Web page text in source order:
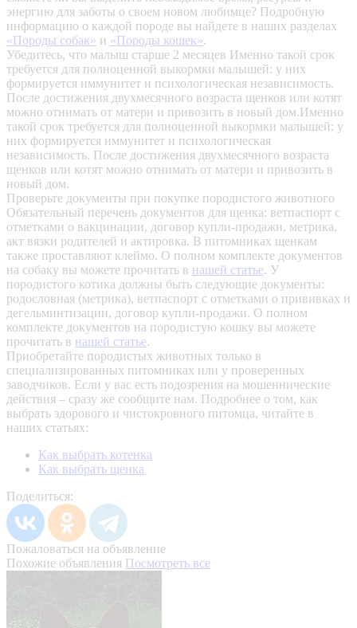
энергию для заботы о своем новом любимце? Подробную
информацию о каждой породе вы найдете в наших разделах
«Породы собак» и «Породы кошек».
Убедитесь, что малыш старше 2 месяцев Именно такой срок
требуется для полноценной выкормки малышей: у них
формируется иммунитет и психологическая независимость.
После достижения двухмесячного возраста щенков или котят
можно отнимать от матери и привозить в новый дом.Именно
такой срок требуется для полноценной выкормки малышей: у
них формируется иммунитет и психологическая
независимость. После достижения двухмесячного возраста
щенков или котят можно отнимать от матери и привозить в
новый дом.
Проверьте документы при покупке породистого животного
Обязательный перечень документов для щенка: ветпаспорт с
отметками о вакцинации, договор купли-продажи, метрика,
акт вязки родителей и актировка. В питомниках щенкам
также проставляют клеймо. О полном комплекте документов
на собаку вы можете прочитать в нашей статье. У
породистого котика должны быть следующие документы:
родословная (метрика), ветпаспорт с отметками о прививках и
дегельминтизации, договор купли-продажи. О полном
комплекте документов на породистую кошку вы можете
прочитать в нашей статье.
Приобретайте породистых животных только в
специализированных питомниках или у проверенных
заводчиков. Если у вас есть подозрения на мошеннические
действия – сразу же сообщите нам. Подробнее о том, как
выбрать здорового и чистокровного питомца, читайте в
наших статьях:
Как выбрать котенка
Как выбрать щенка
Поделиться:
Пожаловаться на объявление
Похожие объявления Посмотреть все